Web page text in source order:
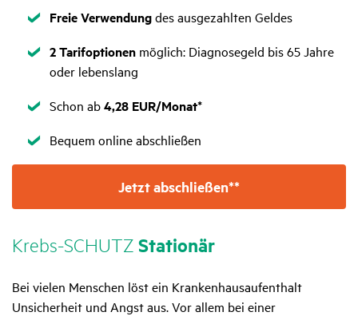
Zutreffend
Freie Verwendungdes ausgezahlten Geldes
Zutreffend
2 Tarifoptionen möglich: Diagnosegeld bis 65 Jahre
oder lebenslang
Zutreffend
Schon ab4,28 EUR/Monat*
Zutreffend
Bequem online abschließen
Jetzt abschließen**
Krebs-SCHUTZ Stationär
Bei vielen Menschen löst ein Krankenhausaufenthalt
Unsicherheit und Angst aus. Vor allem bei einer